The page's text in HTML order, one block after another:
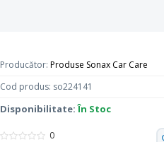
Producător: Produse Sonax Car Care
Cod produs: so224141
Disponibilitate:În Stoc
0